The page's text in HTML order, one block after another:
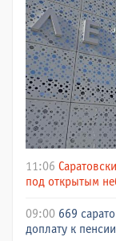
11:06
под открытым
09:00 669
доплату к